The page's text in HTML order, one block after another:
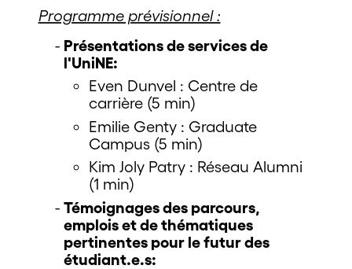
Programme prévisionnel :
Présentations de services de
l'UniNE:
Even Dunvel : Centre de
carrière (5 min)
Emilie Genty : Graduate
Campus (5 min)
Kim Joly Patry : Réseau Alumni
(1 min)
Témoignages des parcours,
emplois et de thématiques
pertinentes pour le futur des
étudiant.e.s: